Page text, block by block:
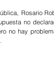
Rosario
no
no hay